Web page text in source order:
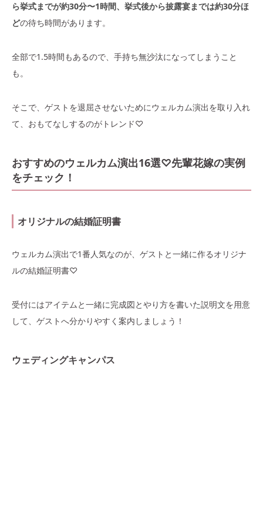
ら挙式までが約30分〜1時間、挙式後から披露宴までは約30分ほ
どの待ち時間があります。
全部で1.5時間もあるので、手持ち無沙汰になってしまうこと
も。
そこで、ゲストを退屈させないためにウェルカム演出を取り入れ
て、おもてなしするのがトレンド♡
おすすめのウェルカム演出16選♡先輩花嫁の実例
をチェック！
オリジナルの結婚証明書
ウェルカム演出で1番人気なのが、ゲストと一緒に作るオリジナ
ルの結婚証明書♡
受付にはアイテムと一緒に完成図とやり方を書いた説明文を用意
して、ゲストへ分かりやすく案内しましょう！
ウェディングキャンパス